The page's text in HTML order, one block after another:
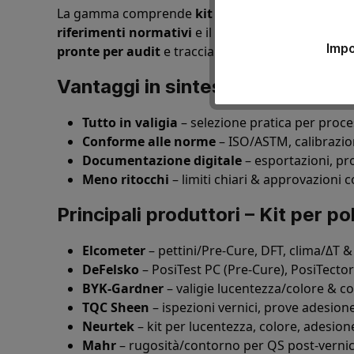
La gamma comprende kit standard
riferimenti normativi e il
pronte per audit e tracciabili.
Vantaggi in sintesi
Tutto in valigia – selezione pratica per
Conforme alle norme– ISO/ASTM,
Documentazione digitale– esportazioni,
Meno ritocchi – limiti chiari & approvazioni
Principali produttori – Kit per
Elcometer– pettini/Pre-Cure, DFT, clima/ΔT
DeFelsko – PosiTest PC (Pre-Cure),
BYK-Gardner– valigie lucentezza/colore &
TQC Sheen – ispezioni vernici, prove
Neurtek– kit per lucentezza, colore,
Mahr– rugosità/contorno per QS post-